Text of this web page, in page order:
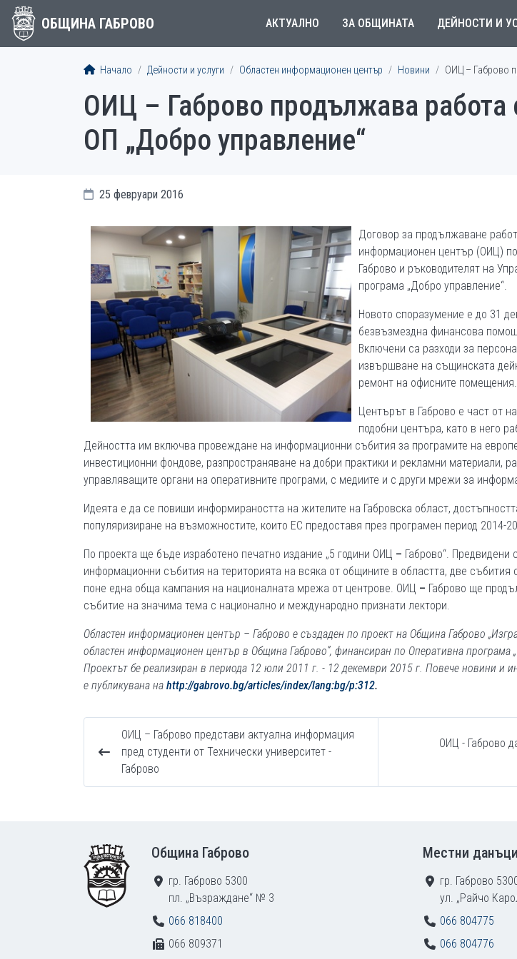
ОБЩИНА ГАБРОВО АКТУАЛНО ЗА ОБЩИНАТА ДЕЙНОСТИ И
Начало Дейности и услуги Областен информационен център Новини ОИЦ – Габрово
ОИЦ – Габрово продължава работа
ОП „Добро управление“
25 февруари 2016
Договор за продължаване
информационен център (ОИЦ)
Габрово и ръководителят на
програма „Добро управление“.
Новото споразумение е до 31
безвъзмездна финансова
Включени са разходи за
извършване на същинската
ремонт на офисните помещения.
Центърът в Габрово е част от
подобни центъра, като в него
Дейността им включва провеждане на информационни събития за програмите на
инвестиционни фондове, разпространяване на добри практики и рекламни материали,
управляващите органи на оперативните програми, с медиите и с други мрежи за
Идеята е да се повиши информираността на жителите на Габровска област,
популяризиране на възможностите, които EС предоставя през програмен период 2014-
По проекта ще бъде изработено печатно издание „5 години ОИЦ – Габрово“. Предвидени
информационни събития на територията на всяка от общините в областта, две събития
поне една обща кампания на националната мрежа от центрове. ОИЦ – Габрово ще
събитие на значима тема с национално и международно признати лектори.
Областен информационен център – Габрово е създаден по проект на Община Габрово
областен информационен център в Община Габрово”, финансиран по Оперативна програма
Проектът бе реализиран в периода 12 юли 2011 г. - 12 декември 2015 г. Повече новини и
е публикувана на http://gabrovo.bg/articles/index/lang:bg/p:312.
ОИЦ – Габрово представи актуална информация
пред студенти от Технически университет -
Габрово
ОИЦ - Габрово
Община Габрово
гр. Габрово 5300
пл. „Възраждане“ № 3
066 818400
066 809371
Местни
гр. Габрово
ул. „Райчо
066 804775
066 804776